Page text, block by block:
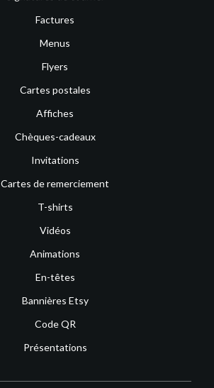
Factures
Menus
Flyers
Cartes postales
Affiches
Chèques-cadeaux
Invitations
Cartes de remerciement
T-shirts
Vidéos
Animations
En-têtes
Bannières Etsy
Code QR
Présentations